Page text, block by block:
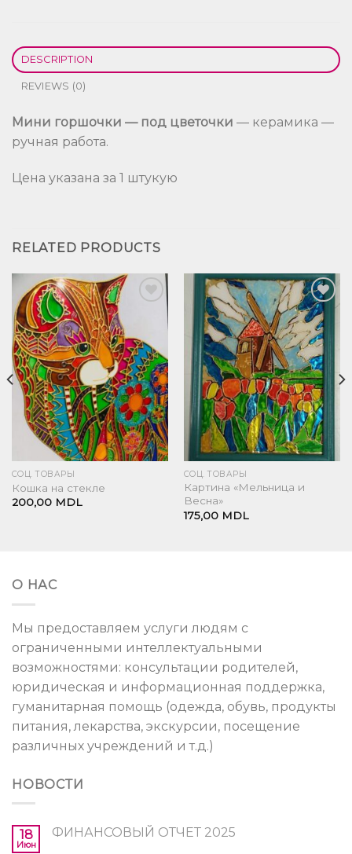
DESCRIPTION
REVIEWS (0)
Мини горшочки — под цветочки — керамика —
ручная работа.
Цена указана за 1 штукую
RELATED PRODUCTS
Добавить
в список
желаний
СОЦ. ТОВАРЫ
Кошка на стекле
200,00 MDL
Добавить
в список
желаний
СОЦ. ТОВАРЫ
Картина «Мельница и
Весна»
175,00 MDL
О НАС
Мы предоставляем услуги людям с
ограниченными интеллектуальными
возможностями: консультации родителей,
юридическая и информационная поддержка,
гуманитарная помощь (одежда, обувь, продукты
питания, лекарства, экскурсии, посещение
различных учреждений и т.д.)
НОВОСТИ
18
Июн
ФИНАНСОВЫЙ ОТЧЕТ 2025